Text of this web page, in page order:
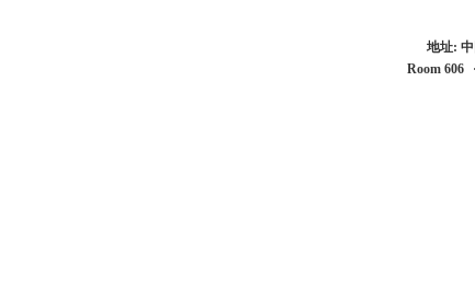
地址:
Room 606
·